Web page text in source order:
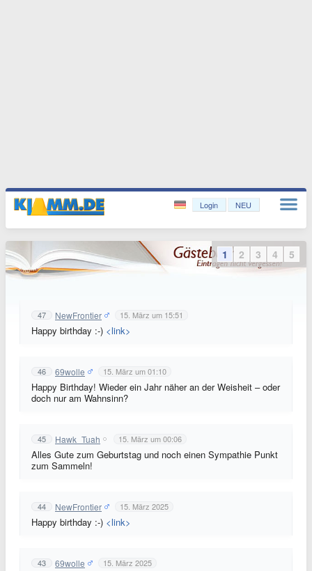
Login NEU
47 NewFrontier 15. März um 15:51
Happy birthday :-) <link>
46 69wolle 15. März um 01:10
Happy Birthday! Wieder ein Jahr näher an der Weisheit – oder
doch nur am Wahnsinn?
45 Hawk_Tuah 15. März um 00:06
Alles Gute zum Geburtstag und noch einen Sympathie Punkt
zum Sammeln!
44 NewFrontier 15. März 2025
Happy birthday :-) <link>
43 69wolle 15. März 2025
1 2 3 4 5